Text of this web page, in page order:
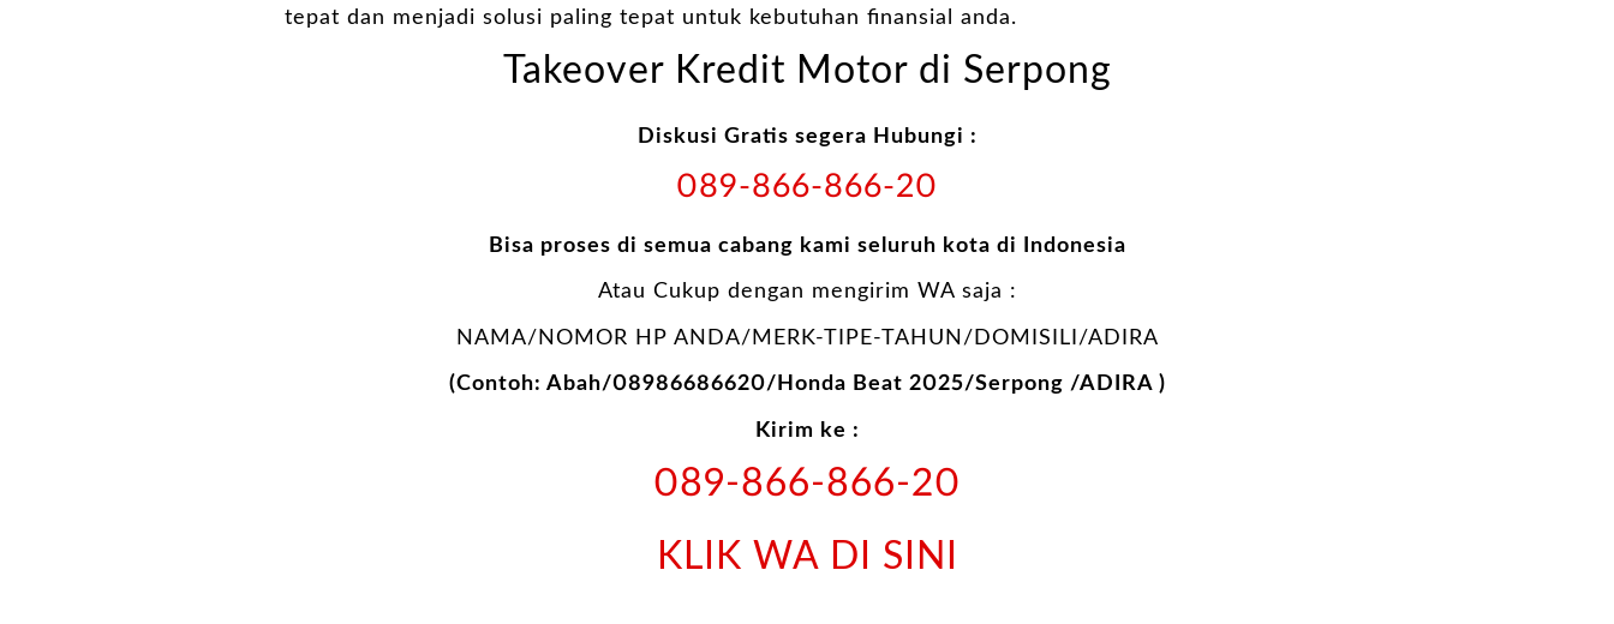
tepat dan menjadi solusi paling tepat untuk kebutuhan finansial anda.
Takeover Kredit Motor di Serpong
Diskusi Gratis segera Hubungi :
089-866-866-20
Bisa proses di semua cabang kami seluruh kota di Indonesia
Atau Cukup dengan mengirim WA saja :
NAMA/NOMOR HP ANDA/MERK-TIPE-TAHUN/DOMISILI/ADIRA
(Contoh: Abah/08986686620/Honda Beat 2025/Serpong /ADIRA )
Kirim ke :
089-866-866-20
KLIK WA DI SINI